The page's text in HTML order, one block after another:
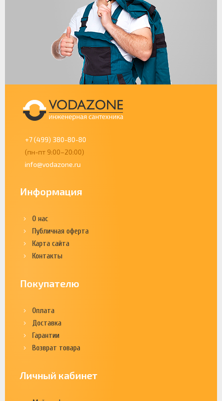
+7 (499) 380-80-80
(пн-пт 9:00–20:00)
info@vodazone.ru
Информация
О нас
Публичная оферта
Карта сайта
Контакты
Покупателю
Оплата
Доставка
Гарантии
Возврат товара
Личный кабинет